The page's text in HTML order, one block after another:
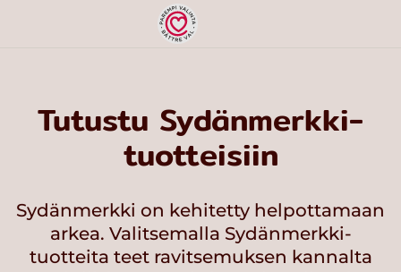
Tutustu Sydänmerkki-
tuotteisiin
Sydänmerkki on kehitetty helpottamaan
arkea. Valitsemalla Sydänmerkki-
tuotteita teet ravitsemuksen kannalta